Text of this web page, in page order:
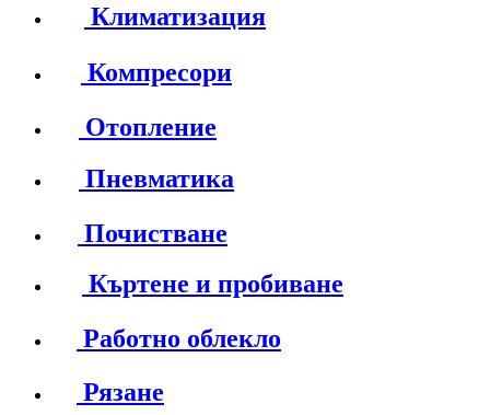
Климатизация
Компресори
Отопление
Пневматика
Почистване
Къртене и пробиване
Работно облекло
Рязане